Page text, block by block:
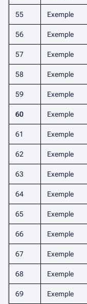
55 Exemple
56 Exemple
57 Exemple
58 Exemple
59 Exemple
60 Exemple
61 Exemple
62 Exemple
63 Exemple
64 Exemple
65 Exemple
66 Exemple
67 Exemple
68 Exemple
69 Exemple